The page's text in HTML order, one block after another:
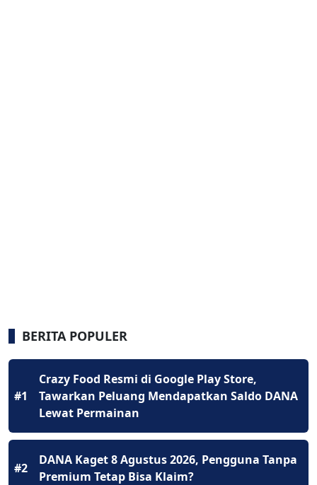
BERITA POPULER
#1
Crazy Food Resmi di Google Play Store,
Tawarkan Peluang Mendapatkan Saldo DANA
Lewat Permainan
#2
DANA Kaget 8 Agustus 2026, Pengguna Tanpa
Premium Tetap Bisa Klaim?